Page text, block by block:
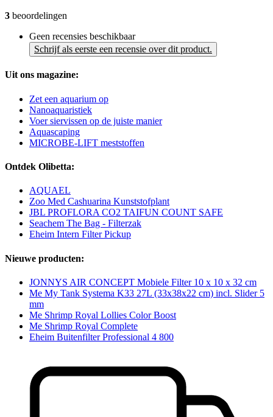
3 beoordelingen
Geen recensies beschikbaar
Schrijf als eerste een recensie over dit product.
Uit ons magazine:
Zet een aquarium op
Nanoaquaristiek
Voer siervissen op de juiste manier
Aquascaping
MICROBE-LIFT meststoffen
Ontdek Olibetta:
AQUAEL
Zoo Med Cashuarina Kunststofplant
JBL PROFLORA CO2 TAIFUN COUNT SAFE
Seachem The Bag - Filterzak
Eheim Intern Filter Pickup
Nieuwe producten:
JONNYS AIR CONCEPT Mobiele Filter 10 x 10 x 32 cm
Me My Tank Systema K33 27L (33x38x22 cm) incl. Slider 5
mm
Me Shrimp Royal Lollies Color Boost
Me Shrimp Royal Complete
Eheim Buitenfilter Professional 4 800